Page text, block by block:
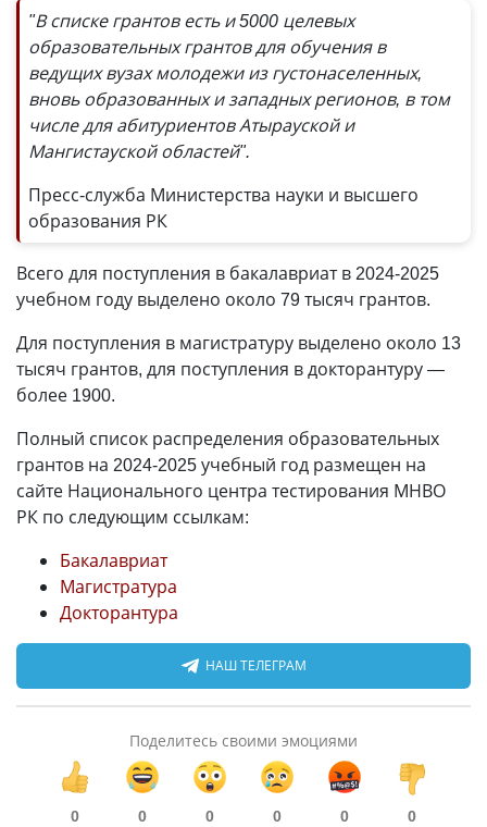
"В списке грантов есть и 5000 целевых
образовательных грантов для обучения в
ведущих вузах молодежи из густонаселенных,
вновь образованных и западных регионов, в том
числе для абитуриентов Атырауской и
Мангистауской областей".
Пресс-служба Министерства науки и высшего
образования РК
Всего для поступления в бакалавриат в 2024-2025
учебном году выделено около 79 тысяч грантов.
Для поступления в магистратуру выделено около 13
тысяч грантов, для поступления в докторантуру—
более 1900.
Полный список распределения образовательных
грантов на 2024-2025 учебный год размещен на
сайте Национального центра тестирования МНВО
РК по следующим ссылкам:
Бакалавриат
Магистратура
Докторантура
НАШ ТЕЛЕГРАМ
Поделитесь своими эмоциями
0 0 0 0 0 0